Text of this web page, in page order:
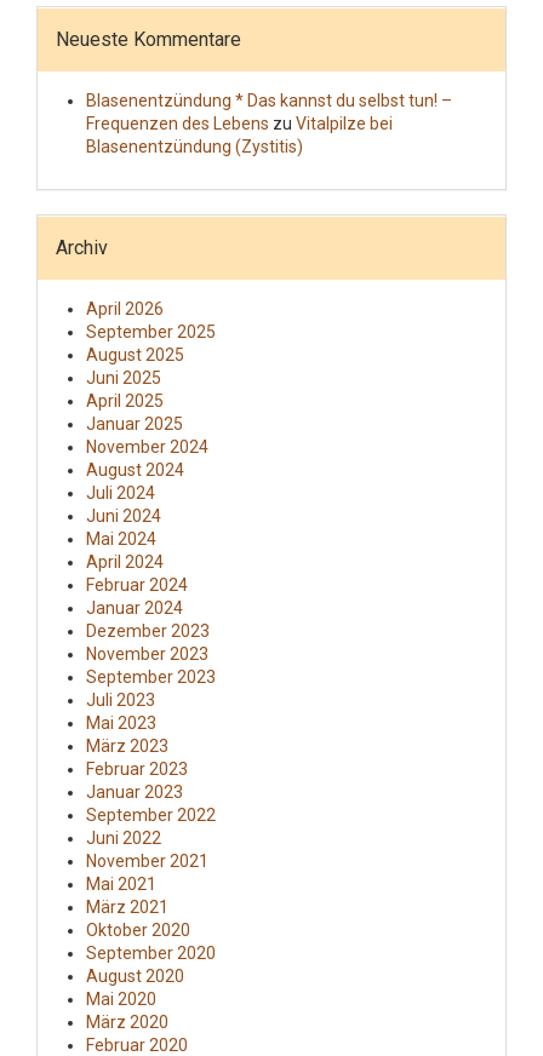
Neueste Kommentare
Blasenentzündung * Das kannst du selbst tun! –
Frequenzen des Lebens zu Vitalpilze bei
Blasenentzündung (Zystitis)
Archiv
April 2026
September 2025
August 2025
Juni 2025
April 2025
Januar 2025
November 2024
August 2024
Juli 2024
Juni 2024
Mai 2024
April 2024
Februar 2024
Januar 2024
Dezember 2023
November 2023
September 2023
Juli 2023
Mai 2023
März 2023
Februar 2023
Januar 2023
September 2022
Juni 2022
November 2021
Mai 2021
März 2021
Oktober 2020
September 2020
August 2020
Mai 2020
März 2020
Februar 2020